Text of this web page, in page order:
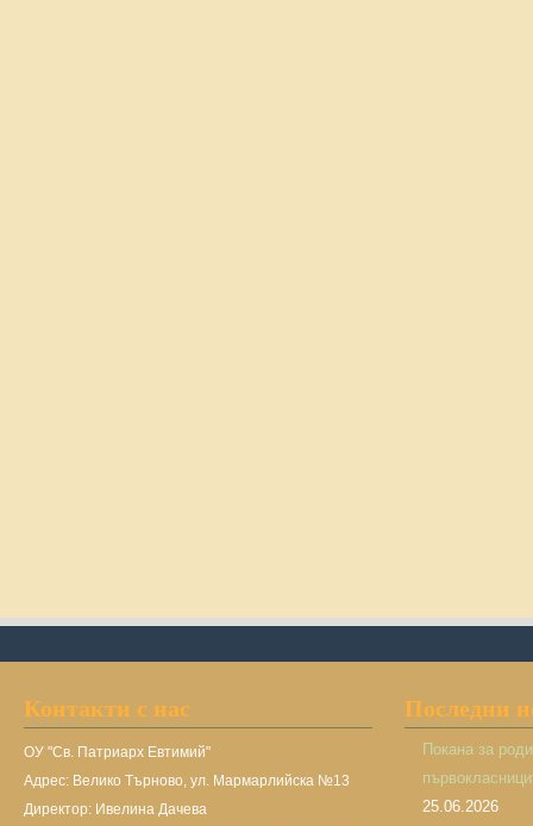
Контакти с нас
ОУ "Св. Патриарх Евтимий"
Адрес: Велико Търново, ул. Мармарлийска №13
Директор: Ивелина Дачева
Последни
Покана за
25.06.2026